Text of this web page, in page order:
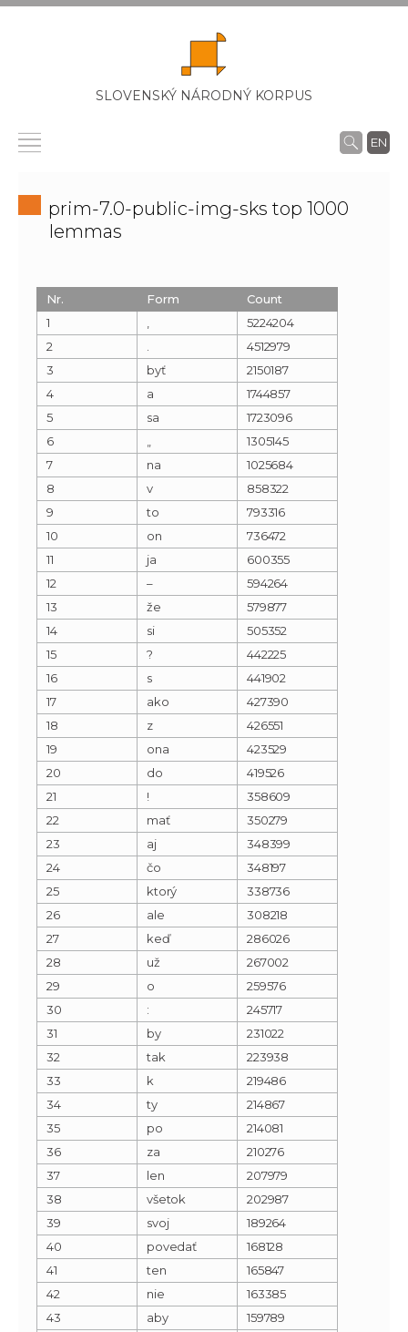
SLOVENSKÝ NÁRODNÝ KORPUS
EN
prim-7.0-public-img-sks top 1000
lemmas
Nr. Form
Count
1
5224204
2
4512979
3
byť
2150187
4
a
1744857
5
sa
1723096
6
1305145
7
na
1025684
8
v
858322
9
to
793316
10
on
736472
11
ja
600355
12
–
594264
13
že
579877
14
si
505352
15
?
442225
16
s
441902
17
ako
427390
18
z
426551
19
ona
423529
20
do
419526
21
!
358609
22
mať
350279
23
aj
348399
24
čo
348197
25
ktorý
338736
26
ale
308218
27
keď
286026
28
už
267002
29
o
259576
30
:
245717
31
by
231022
32
tak
223938
33
k
219486
34
ty
214867
35
po
214081
36
za
210276
37
len
207979
38
všetok
202987
39
svoj
189264
40
povedať
168128
41
ten
165847
42
nie
163385
43
aby
159789